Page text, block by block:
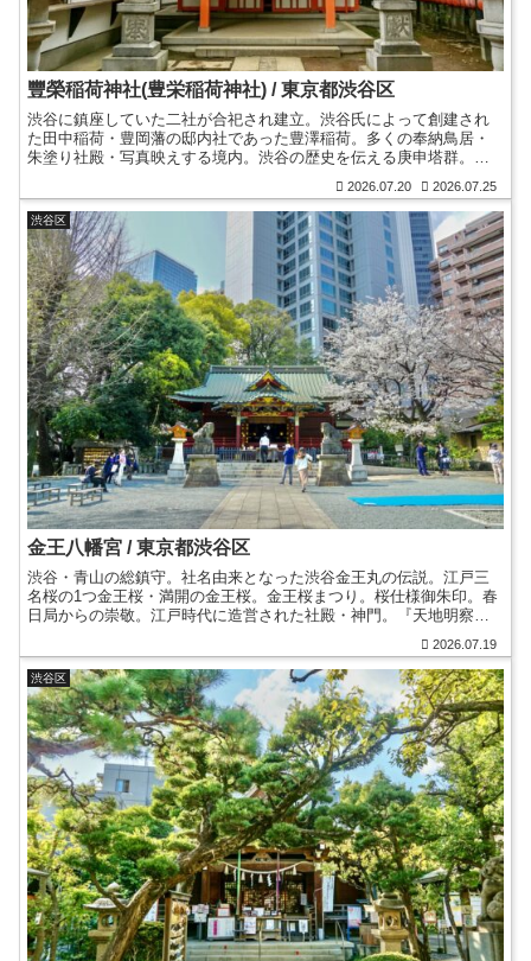
豐榮稲荷神社(豊栄稲荷神社) / 東京都渋谷区
渋谷に鎮座していた二社が合祀され建立。渋谷氏によって創建され
た田中稲荷・豊岡藩の邸内社であった豊澤稲荷。多くの奉納鳥居・
朱塗り社殿・写真映えする境内。渋谷の歴史を伝える庚申塔群。藏
2026.07.20 2026.07.25
渋谷区
金王八幡宮 / 東京都渋谷区
渋谷・青山の総鎮守。社名由来となった渋谷金王丸の伝説。江戸三
名桜の1つ金王桜・満開の金王桜。金王桜まつり。桜仕様御朱印。春
日局からの崇敬。江戸時代に造営された社殿・神門。『天地明察』
2026.07.19
渋谷区